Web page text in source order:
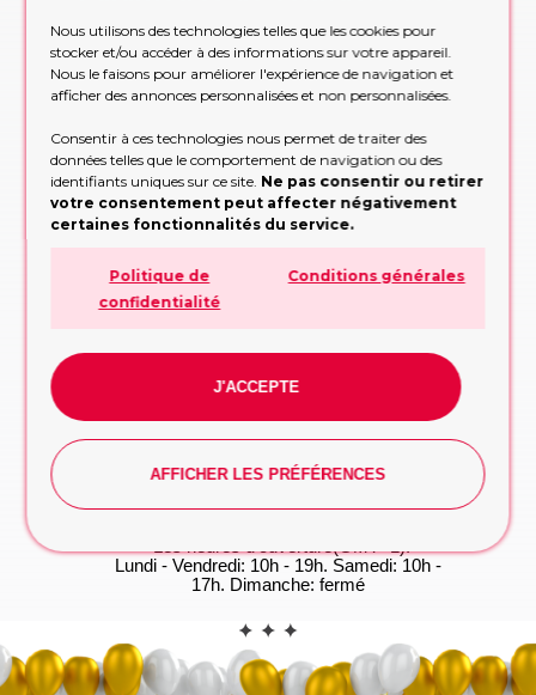
Lundi - Vendredi: 10h - 19h. Samedi: 10h -
17h. Dimanche: fermé
Formulaire de demande
Remplissez le formulaire, nous vous
conseillerons sur la conception ou la décision
Etre rappelé
Trop occupé pour appeler? Partagez vos
contacts, nous vous rappellerons
RAPPELEZ-MOI!
Appelez maintenant
Appelez-nous pour les commandes urgentes
pendant les heures de bureau
APPELEZ MAINTENANT!
CONTACT
WhatsApp
Vous préférez taper? Commencez la
conversation dès maintenant, on s'occupe du
WHATSAPP
Nous utilisons des technologies telles que les cookies pour
stocker et/ou accéder à des informations sur votre appareil.
Nous le faisons pour améliorer l'expérience de navigation et
afficher des annonces personnalisées et non personnalisées.
Consentir à ces technologies nous permet de traiter des
données telles que le comportement de navigation ou des
identifiants uniques sur ce site. Ne pas consentir ou retirer
votre consentement peut affecter négativement
certaines fonctionnalités du service.
Politique de
confidentialité
Conditions générales
J'ACCEPTE
AFFICHER LES PRÉFÉRENCES